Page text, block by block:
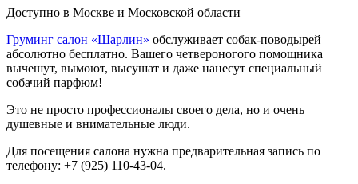
Доступно в Москве и Московской области
Груминг салон «Шарлин» обслуживает собак-поводырей
абсолютно бесплатно. Вашего четвероногого помощника
вычешут, вымоют, высушат и даже нанесут специальный
собачий парфюм!
Это не просто профессионалы своего дела, но и очень
душевные и внимательные люди.
Для посещения салона нужна предварительная запись по
телефону: +7 (925) 110-43-04.